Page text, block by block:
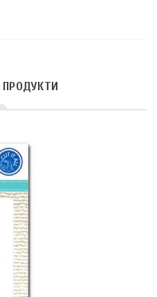
ПРОДУКТИ